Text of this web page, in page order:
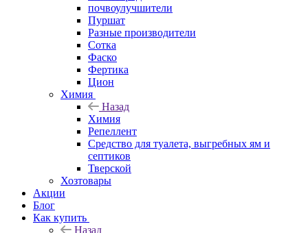
почвоулучшители
Пуршат
Разные производители
Сотка
Фаско
Фертика
Цион
Химия
Назад
Химия
Репеллент
Средство для туалета, выгребных ям и
септиков
Тверской
Хозтовары
Акции
Блог
Как купить
Назад